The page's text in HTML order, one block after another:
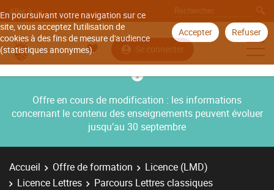
En poursuivant votre navigation sur ce
site, vous acceptez l'utilisation de
cookies à des fins de mesure d'audience
(statistiques anonymes).
Accepter Refuser
Aller à
Se connecter
Offre en cours de modification : les informations
concernant le contenu des enseignements peuvent évoluer
jusqu’au 30 septembre
Accueil Offre de formation
Licence (LMD)
Licence Lettres
Parcours Lettres classiques